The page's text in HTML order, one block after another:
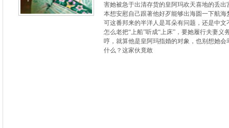
害她被急于出清存货的皇阿玛欢天喜地的丢出
本想安慰自己跟著他好歹能够出海圆一下航海
可这番邦来的半洋人是耳朵有问题，还是中文
怎么老把“上船”听成“上床”，要她履行夫妻义
哼，就算他是皇阿玛指婚的对象，也别想她
什么？这家伙竟敢